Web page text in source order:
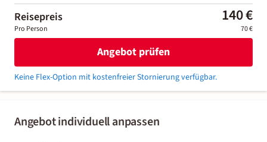
Angebot individuell anpassen
Reisepreis 140 €
Pro Person 70 €
Angebot prüfen
Keine Flex-Option mit kostenfreier Stornierung verfügbar.